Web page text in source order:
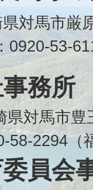
対馬市
0920-53-
務所
県対馬市
58-2294（
員会